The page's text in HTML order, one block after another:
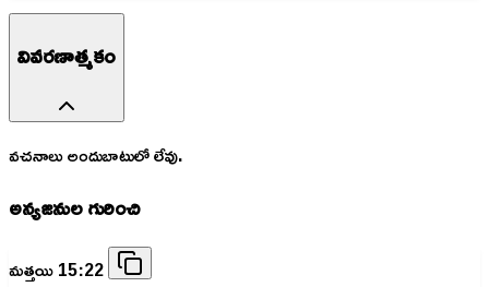
వివరణాత్మకం
వచనాలు అందుబాటులో లేవు.
అన్యజనుల గురించి
మత్తయి 15:22